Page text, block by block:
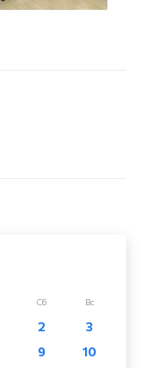
Сб Вс
2
3
9
10